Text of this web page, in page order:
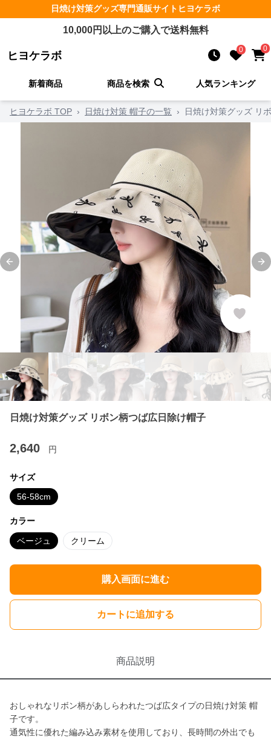
日焼け対策グッズ専門通販サイト ヒヨケラボ
10,000円以上のご購入で送料無料
ヒヨケラボ 0 0
新着商品 商品を検索 人気ランキング
ヒヨケラボ TOP › 日焼け対策 帽子の一覧 › 日焼け対策グッズ リ
Previous slide
日焼け対策グッズ リボン柄つば広日除け帽子
2,640 円
サイズ
56-58cm
カラー
ベージュ クリーム
購入画面に進む
カートに追加する
商品説明
おしゃれなリボン柄があしらわれたつば広タイプの日焼け対策 帽
子です。
通気性に優れた編み込み素材を使用しており、長時間の外出でも